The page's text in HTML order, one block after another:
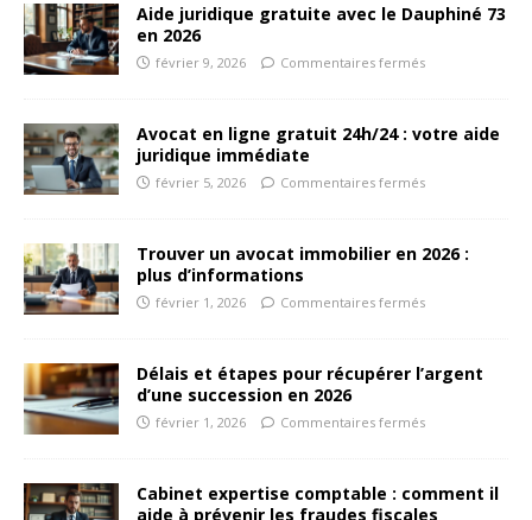
Aide juridique gratuite avec le Dauphiné 73
en 2026
février 9, 2026 Commentaires fermés
Avocat en ligne gratuit 24h/24 : votre aide
juridique immédiate
février 5, 2026 Commentaires fermés
Trouver un avocat immobilier en 2026 :
plus d’informations
février 1, 2026 Commentaires fermés
Délais et étapes pour récupérer l’argent
d’une succession en 2026
février 1, 2026 Commentaires fermés
Cabinet expertise comptable : comment il
aide à prévenir les fraudes fiscales